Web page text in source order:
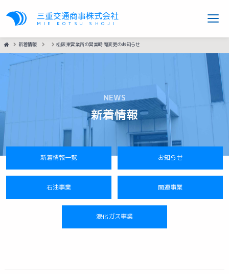
HOME新着情報 松阪東営業所の営業時間変更のお知らせ
NEWS
新着情報
三重交通商事株式会社
MIE KOTSU SHOJI
新着情報一覧 お知らせ
石油事業 関連事業
液化ガス事業